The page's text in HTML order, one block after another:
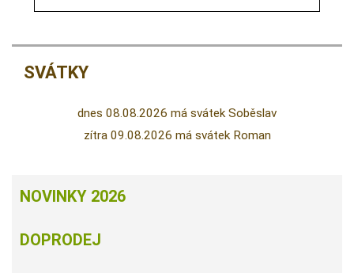
SVÁTKY
dnes 08.08.2026 má svátek Soběslav
zítra 09.08.2026 má svátek Roman
NOVINKY 2026
DOPRODEJ